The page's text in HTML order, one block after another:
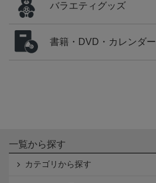
バラエティグッズ
書籍・DVD・カレンダー
一覧から探す
カテゴリから探す